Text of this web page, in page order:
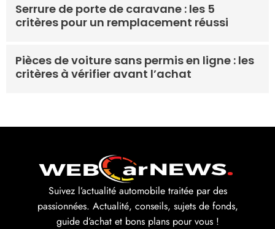
Serrure de porte de caravane : les 5
critères pour un remplacement réussi
Pièces de voiture sans permis en ligne : les
critères à vérifier avant l’achat
Suivez l’actualité automobile traitée par des
passionnées. Actualité, conseils, sujets de fonds,
guide d’achat et bons plans pour vous !